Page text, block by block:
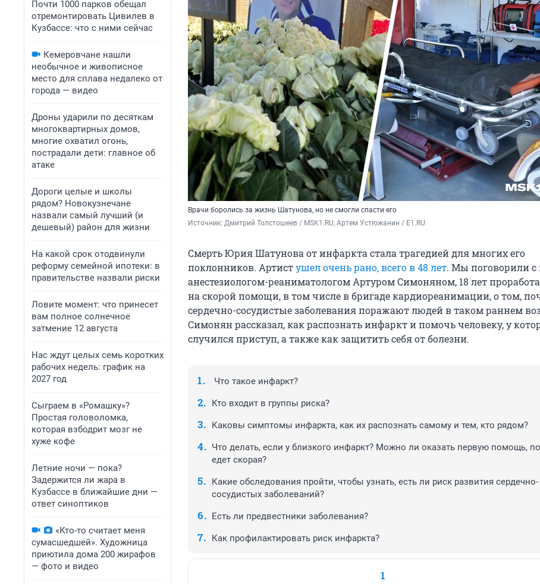
Почти 1000 парков обещал
отремонтировать Цивилев в
Кузбассе: что с ними сейчас
Кемеровчане нашли
необычное и живописное
место для сплава недалеко от
города — видео
Дроны ударили по десяткам
многоквартирных домов,
многие охватил огонь,
пострадали дети: главное об
атаке
Дороги целые и школы
рядом? Новокузнечане
назвали самый лучший (и
дешевый) район для жизни
На какой срок отодвинули
реформу семейной ипотеки: в
правительстве назвали риски
Ловите момент: что принесет
вам полное солнечное
затмение 12 августа
Нас ждут целых семь коротких
рабочих недель: график на
2027 год
Сыграем в «Ромашку»?
Простая головоломка,
которая взбодрит мозг не
хуже кофе
Летние ночи — пока?
Задержится ли жара в
Кузбассе в ближайшие дни —
ответ синоптиков
«Кто-то считает меня
сумасшедшей». Художница
приютила дома 200 жирафов
— фото и видео
Врачи боролись за жизнь Шатунова, но не смогли спасти его
Источник: Дмитрий Толстошеев / MSK1.RU, Артем Устюжанин / E1.RU
Смерть Юрия Шатунова от инфаркта стала трагедией для многих его
поклонников. Артистушел очень рано, всего в 48 лет. Мы поговорили с
анестезиологом-реаниматологом Артуром Симоняном, 18 лет
на скорой помощи, в том числе в бригаде кардиореанимации, о том,
сердечно-сосудистые заболевания поражают людей в таком раннем
Симонян рассказал, как распознать инфаркт и помочь человеку, у
случился приступ, а также как защитить себя от болезни.
Что такое инфаркт?
Кто входит в группы риска?
Каковы симптомы инфаркта, как их распознать самому и тем, кто рядом?
Что делать, если у близкого инфаркт? Можно ли оказать первую помощь,
едет скорая?
Какие обследования пройти, чтобы узнать, есть ли риск развития сердечно-
сосудистых заболеваний?
Есть ли предвестники заболевания?
Как профилактировать риск инфаркта?
1